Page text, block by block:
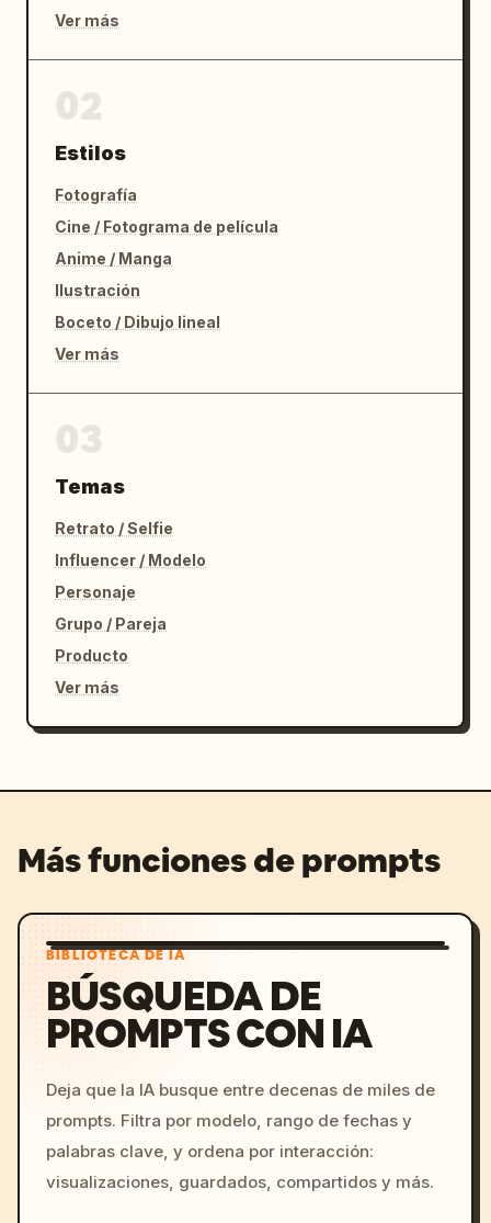
Ver más
Estilos
Fotografía
Cine / Fotograma de película
Anime / Manga
Ilustración
Boceto / Dibujo lineal
Ver más
Temas
Retrato / Selfie
Influencer / Modelo
Personaje
Grupo / Pareja
Producto
Ver más
Más funciones de prompts
BIBLIOTECA DE IA
BÚSQUEDA DE
PROMPTS CON IA
Deja que la IA busque entre decenas de miles de
prompts. Filtra por modelo, rango de fechas y
palabras clave, y ordena por interacción:
visualizaciones, guardados, compartidos y más.